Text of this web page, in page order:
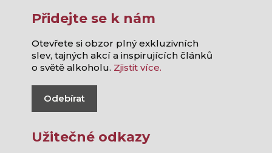
Přidejte se k nám
Otevřete si obzor plný exkluzivních
slev, tajných akcí a inspirujících článků
o světě alkoholu. Zjistit více.
Odebírat
Užitečné odkazy